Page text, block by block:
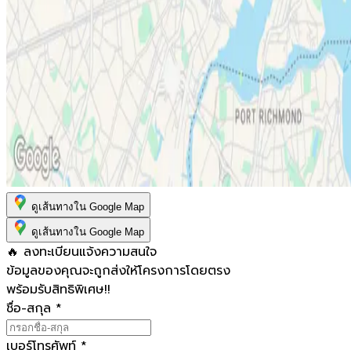
ดูเส้นทางใน Google Map
ดูเส้นทางใน Google Map
🔥 ลงทะเบียนแจ้งความสนใจ
ข้อมูลของคุณจะถูกส่งให้โครงการโดยตรง
พร้อมรับสิทธิพิเศษ!!
ชื่อ-สกุล *